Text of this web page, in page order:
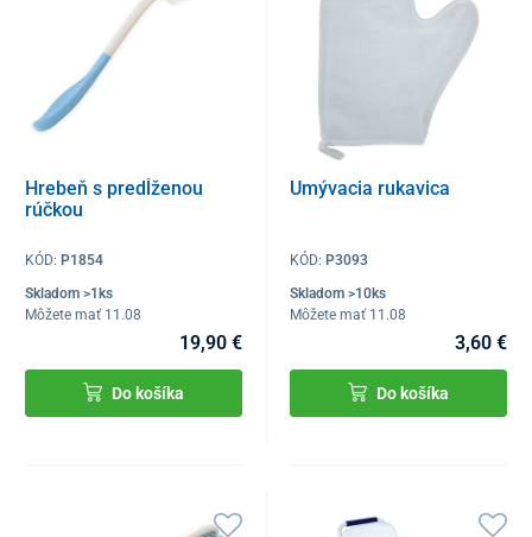
Hrebeň s predĺženou
rúčkou
KÓD: P1854
Skladom >1ks
Môžete mať 11.08
19,90 €
Do košíka
Umývacia rukavica
KÓD:P3093
Skladom >10ks
Môžete mať 11.08
3,60 €
Do košíka